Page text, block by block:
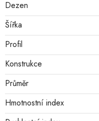
Dezen
Šířka
Profil
Konstrukce
Průměr
Hmotnostní index